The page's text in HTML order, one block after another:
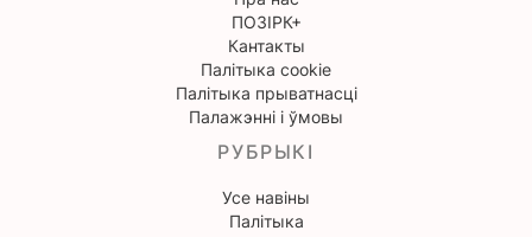
ПОЗІРК+
Кантакты
Палітыка cookie
Палітыка прыватнасці
Палажэнні і ўмовы
РУБРЫКІ
Усе навіны
Палітыка